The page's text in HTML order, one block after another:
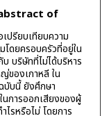
of
ปรียบเทียบความ
ดยครอบครัวที่อยู่ใน
บริษัทที่ไม่ได้บริหาร
ของเกาหลี ใน
บับนี้ ยังศึกษา
การออกเสียงของผู้
รหรือไม่ โดยการ